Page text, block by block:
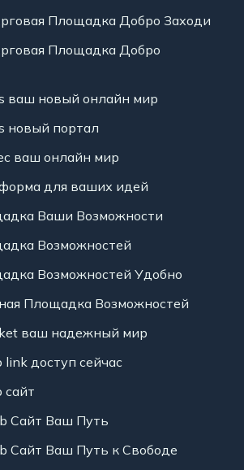
Площадка Добро Заходи
Площадка Добро
ваш новый онлайн мир
новый портал
ваш онлайн мир
для ваших идей
Ваши Возможности
Возможностей
Возможностей Удобно
Площадка Возможностей
ваш надежный мир
link доступ сейчас
сайт
Сайт Ваш Путь
Сайт Ваш Путь к Свободе